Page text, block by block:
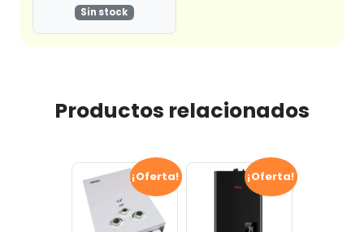
Sin stock
Productos relacionados
¡Oferta! ¡Oferta!